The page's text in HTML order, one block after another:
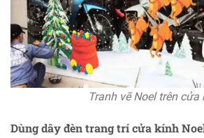
Tranh vẽ Noel trên cửa
Dùng dây đèn trang trí cửa kính